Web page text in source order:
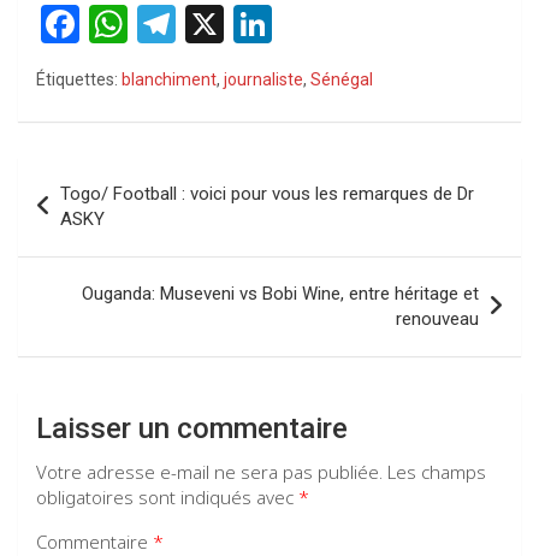
F
a
o
o
k
W
h
A
p
T
a
X
n
ke
n
Étiquettes: blanchiment, journaliste, Sénégal
de
l’article
Togo/ Football : voici pour vous les remarques de Dr
ASKY
Ouganda: Museveni vs Bobi Wine, entre héritage et
renouveau
Laisser un commentaire
Votre adresse e-mail ne sera pas publiée. Les champs
obligatoires sont indiqués avec *
Commentaire *